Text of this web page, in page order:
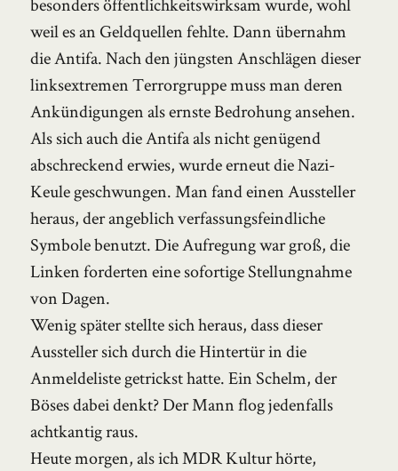
weil es an Geldquellen fehlte. Dann übernahm
die Antifa. Nach den jüngsten Anschlägen dieser
linksextremen Terrorgruppe muss man deren
Ankündigungen als ernste Bedrohung ansehen.
Als sich auch die Antifa als nicht genügend
abschreckend erwies, wurde erneut die Nazi-
Keule geschwungen. Man fand einen Aussteller
heraus, der angeblich verfassungsfeindliche
Symbole benutzt. Die Aufregung war groß, die
Linken forderten eine sofortige Stellungnahme
von Dagen.
Wenig später stellte sich heraus, dass dieser
Aussteller sich durch die Hintertür in die
Anmeldeliste getrickst hatte. Ein Schelm, der
Böses dabei denkt? Der Mann flog jedenfalls
achtkantig raus.
Heute morgen, als ich MDR Kultur hörte,